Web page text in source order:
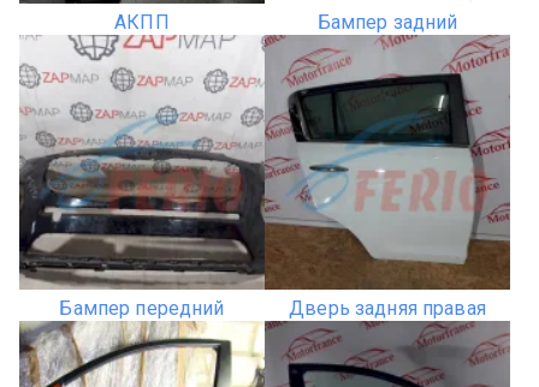
АКПП Бампер задний
Бампер передний Дверь задняя правая